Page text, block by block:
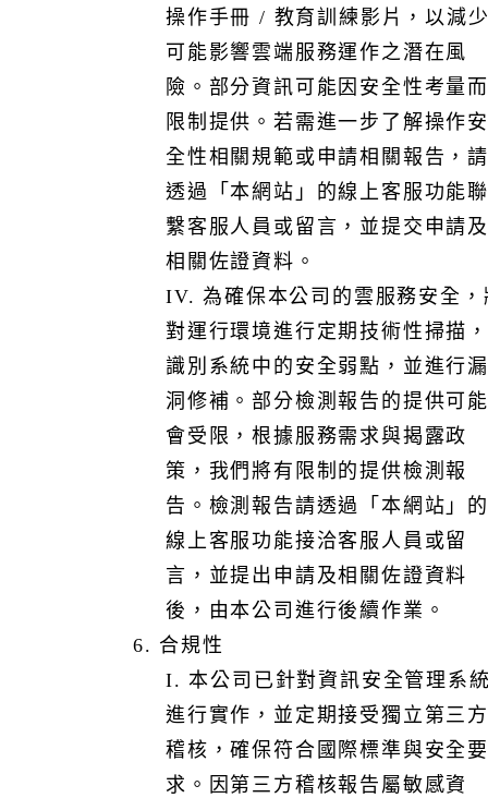
為確保雲端服務的安全性與完整性，以下劃分雲服務提供
者與客戶之間的資訊安全責任：
雲服務提供者（CSP）責任
1. 提供安全且可靠的基礎設施，包括網路、伺服器、儲存
2. 確保虛擬化層級的安全，防止跨租戶資料洩露。
3. 提供必要的工具和功能，協助客戶管理其資料和應用程
雲服務客戶（CSC）責任
1. 遵守相關法律法規和組織內部的安全政策，確保在雲端
環境中的操作符合合規要求。
2. 管理並保護在雲服務中儲存的資料，包括設定適當的存
取控制和加密措施。
4. 使用者終端設備需善盡維護之責（如：安裝防毒軟體、
軟體更新及資料傳輸加密等）
1. 協助客戶定期備份資料，客戶亦應自行備份資料。
2. 定期監控和審查雲服務的安全狀態，及時發現並處理潛
3. 協助客戶定期留存事件軌跡，客戶亦應自行留存足夠事
4. 提供客戶密碼式控制措施，客戶應檢視此控制措施適切
客戶服務信箱e-mail：vital@gss.com.tw 或透過「本網站」
操作手冊 / 教育訓練影片，以減
可能影響雲端服務運作之潛在風
險。部分資訊可能因安全性考量而
限制提供。若需進一步了解操作安
全性相關規範或申請相關報告，請
透過「本網站」的線上客服功能聯
繫客服人員或留言，並提交申請及
相關佐證資料。
IV. 為確保本公司的雲服務安全，
對運行環境進行定期技術性掃描，
識別系統中的安全弱點，並進行漏
洞修補。部分檢測報告的提供可能
會受限，根據服務需求與揭露政
策，我們將有限制的提供檢測報
告。檢測報告請透過「本網站」的
線上客服功能接洽客服人員或留
言，並提出申請及相關佐證資料
後，由本公司進行後續作業。
6. 合規性
I. 本公司已針對資訊安全管理系
進行實作，並定期接受獨立第三方
稽核，確保符合國際標準與安全要
求。因第三方稽核報告屬敏感資